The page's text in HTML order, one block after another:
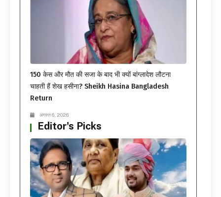
150 केस और मौत की सजा के बाद भी क्यों बांग्लादेश लौटना
चाहती हैं शेख हसीना? Sheikh Hasina Bangladesh
Return
अगस्त 6, 2026
Editor's Picks